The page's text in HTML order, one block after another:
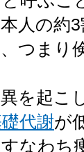
人の約
つまり
を起こ
代謝が
なわち